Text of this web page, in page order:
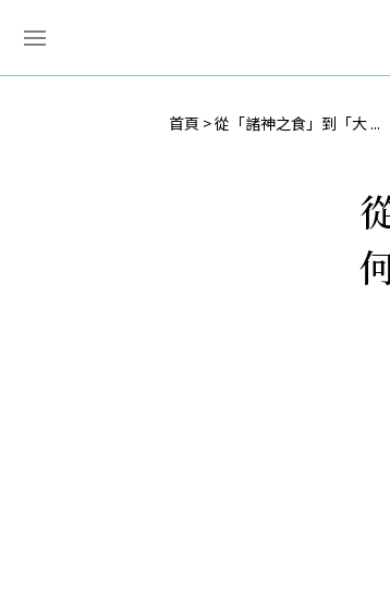
首頁 從「諸神之食」到「大 ...